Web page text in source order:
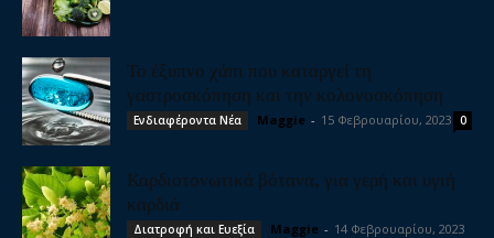
Το έξυπνο χάπι που καταργεί τη
γαστροσκόπηση και την κολονοσκόπηση
Ενδιαφέροντα Νέα Maggie - 15 Φεβρουαρίου, 2023 0
Καρδιοτονωτικά βότανα, για γερή και υγιή
καρδιά
Διατροφή και Ευεξία Maggie - 14 Φεβρουαρίου, 2023